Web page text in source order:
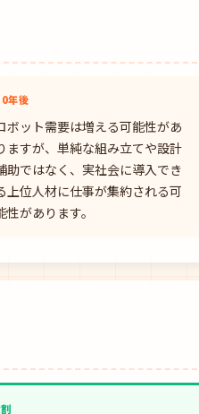
年後
ボット需要は増える可能性があ
ますが、単純な組み立てや設計
助ではなく、実社会に導入でき
上位人材に仕事が集約される可
性があります。